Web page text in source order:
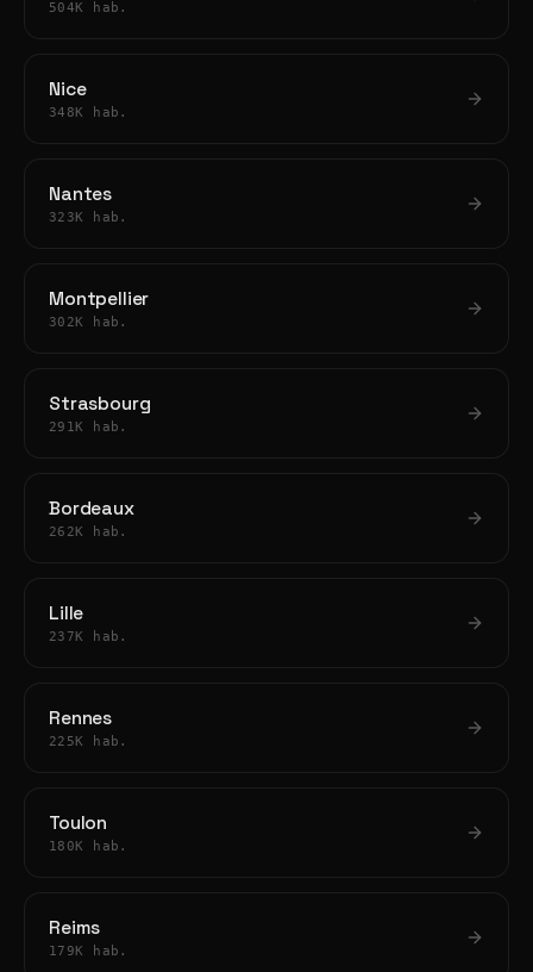
504K hab.
Nice
348K hab.
Nantes
323K hab.
Montpellier
302K hab.
Strasbourg
291K hab.
Bordeaux
262K hab.
Lille
237K hab.
Rennes
225K hab.
Toulon
180K hab.
Reims
179K hab.